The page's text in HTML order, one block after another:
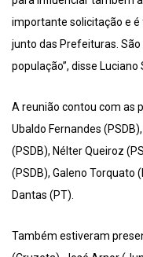
importante solicitação e
junto das Prefeituras.
população”, disse Luciano
A reunião contou com as
Ubaldo Fernandes
(PSDB), Nélter Queiroz
(PSDB), Galeno Torquato
Dantas (PT).
Também estiveram